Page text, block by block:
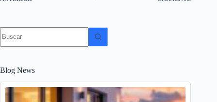
resultados
Blog News